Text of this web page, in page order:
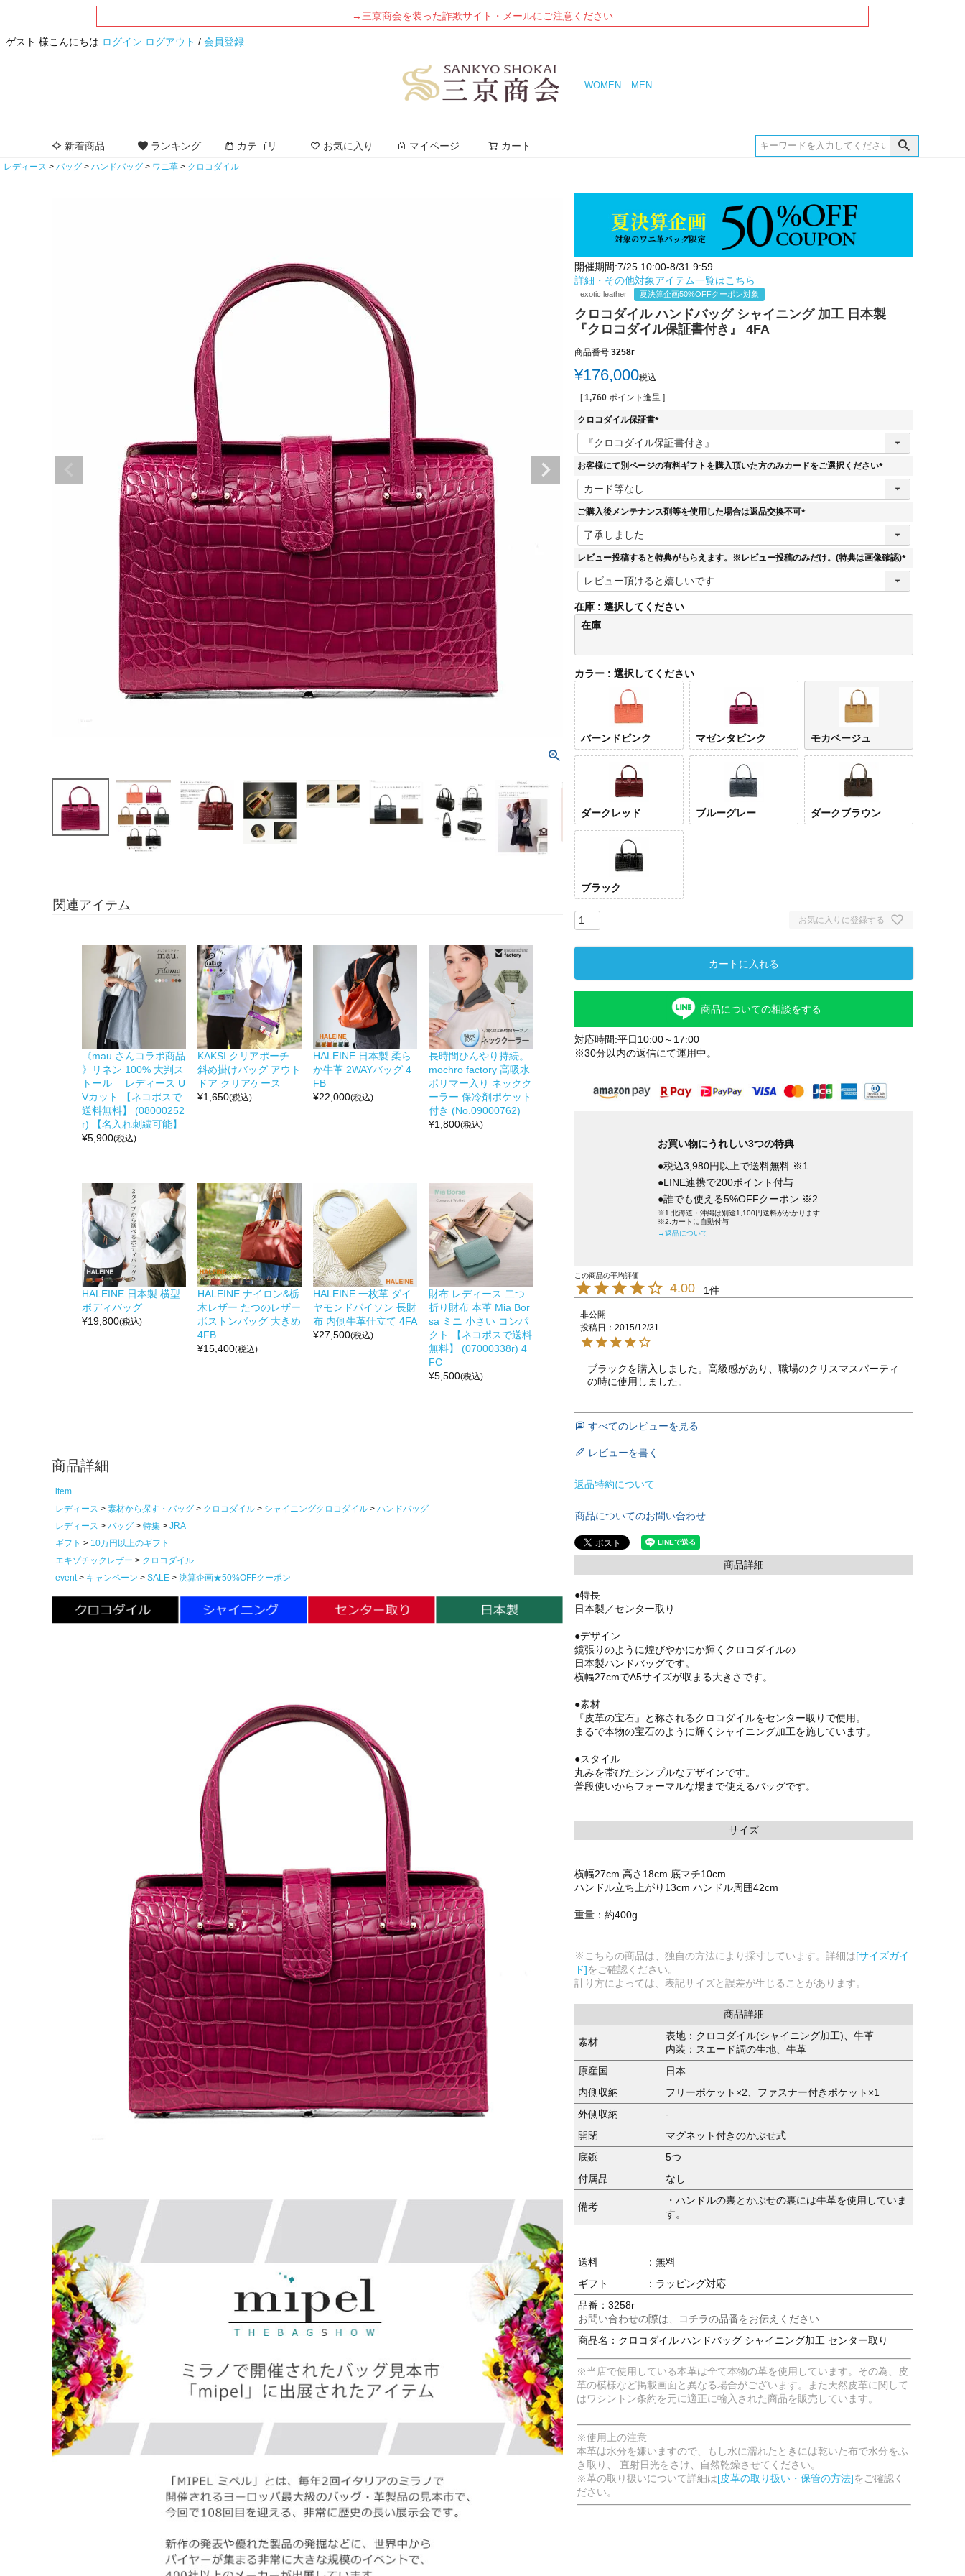
→三京商会を装った詐欺サイト・メールにご注意ください
ゲスト 様こんにちは ログイン ログアウト / 会員登録
WOMEN MEN
新着商品 ランキング カテゴリ お気に入り マイページ カート
レディース バッグ ハンドバッグ ワニ革 クロコダイル
関連アイテム
《mau.さんコラボ商品
》リネン 100% 大判ス
トール レディース U
Vカット 【ネコポスで
送料無料】 (08000252
r) 【名入れ刺繍可能】
¥5,900(税込)
KAKSI クリアポーチ
斜め掛けバッグ アウト
ドア クリアケース
¥1,650(税込)
HALEINE 日本製 柔ら
か牛革 2WAYバッグ 4
FB
¥22,000(税込)
長時間ひんやり持続。
mochro factory 高吸水
ポリマー入り ネックク
ーラー 保冷剤ポケット
付き (No.09000762)
¥1,800(税込)
HALEINE 日本製 横型
ボディバッグ
¥19,800(税込)
HALEINE ナイロン&栃
木レザー たつのレザー
ボストンバッグ 大きめ
4FB
¥15,400(税込)
HALEINE 一枚革 ダイ
ヤモンドパイソン 長財
布 内側牛革仕立て 4FA
¥27,500(税込)
財布 レディース 二つ
折り財布 本革 Mia Bor
sa ミニ 小さい コンパ
クト 【ネコポスで送料
無料】 (07000338r) 4
FC
¥5,500(税込)
商品詳細
item
レディース
素材から探す・バッグ クロコダイル シャイニングクロコダイル
ハンドバッグ
レディース
バッグ 特集
JRA
ギフト
10万円以上のギフト
エキゾチックレザー
クロコダイル
event
キャンペーン SALE 決算企画★50%OFFクーポン
開催期間:7/25 10:00-8/31 9:59
詳細・その他対象アイテム一覧はこちら
exotic leather 夏決算企画50%OFFクーポン対象
クロコダイル ハンドバッグ シャイニング 加工 日本製
『クロコダイル保証書付き』 4FA
商品番号 3258r
¥176,000税込
[ 1,760 ポイント進呈 ]
クロコダイル保証書
(
必
須
お客様にて別ページの有料ギフトを購入頂いた方のみカードをご選択ください
(
ご購入後メンテナンス剤等を使用した場合は返品交換不可
(
須
レビュー投稿すると特典がもらえます。※レビュー投稿のみだけ。(特典は画像確認)
(
)
在庫
選択してください
在庫
カラー 選択してください
バーンドピンク マゼンタピンク モカベージュ
ダークレッド ブルーグレー ダークブラウン
ブラック
お気に入りに登録する
カートに入れる
商品についての相談をする
対応時間:平日10:00～17:00
※30分以内の返信にて運用中。
お買い物にうれしい3つの特典
●税込3,980円以上で送料無料 ※1
●LINE連携で200ポイント付与
●誰でも使える5%OFFクーポン ※2
※1.北海道・沖縄は別途1,100円送料がかかります
※2.カートに自動付与
→返品について
4.00 1
非公開
投稿日
2015/12/31
ブラックを購入しました。高級感があり、職場のクリスマスパーティ
の時に使用しました。
すべてのレビューを見る
レビューを書く
返品特約について
商品についてのお問い合わせ
商品詳細
●特長
日本製／センター取り
●デザイン
鏡張りのように煌びやかにか輝くクロコダイルの
日本製ハンドバッグです。
横幅27cmでA5サイズが収まる大きさです。
●素材
『皮革の宝石』と称されるクロコダイルをセンター取りで使用。
まるで本物の宝石のように輝くシャイニング加工を施しています。
●スタイル
丸みを帯びたシンプルなデザインです。
普段使いからフォーマルな場まで使えるバッグです。
サイズ
横幅27cm 高さ18cm 底マチ10cm
ハンドル立ち上がり13cm ハンドル周囲42cm
重量：約400g
※こちらの商品は、独自の方法により採寸しています。詳細は[サイズガイ
ド]をご確認ください。
計り方によっては、表記サイズと誤差が生じることがあります。
商品詳細
素材
表地：クロコダイル(シャイニング加工)、牛革
内装：スエード調の生地、牛革
原産国
日本
内側収納
フリーポケット×2、ファスナー付きポケット×1
外側収納
-
開閉
マグネット付きのかぶせ式
底鋲
5つ
付属品
なし
備考
・ハンドルの裏とかぶせの裏には牛革を使用していま
す。
送料
：無料
ギフト
：ラッピング対応
品番：3258r
お問い合わせの際は、コチラの品番をお伝えください
商品名：クロコダイル ハンドバッグ シャイニング加工 センター取り
※当店で使用している本革は全て本物の革を使用しています。その為、皮
革の模様など掲載画面と異なる場合がございます。また天然皮革に関して
はワシントン条約を元に適正に輸入された商品を販売しています。
※使用上の注意
本革は水分を嫌いますので、もし水に濡れたときには乾いた布で水分をふ
き取り、 直射日光をさけ、自然乾燥させてください。
※革の取り扱いについて詳細は[皮革の取り扱い・保管の方法]をご確認く
ださい。